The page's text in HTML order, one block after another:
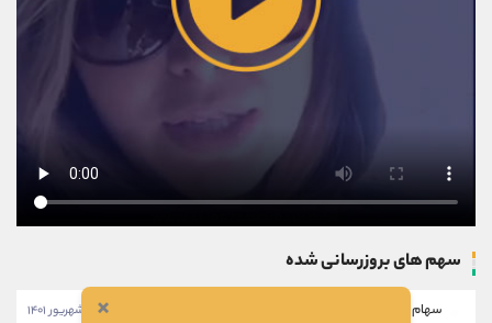
سهم های بروزرسانی شده
سهام خبهمن ×